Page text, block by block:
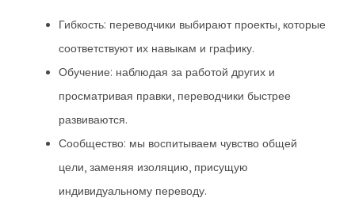
Гибкость: переводчики выбирают проекты, которые
соответствуют их навыкам и графику.
Обучение: наблюдая за работой других и
просматривая правки, переводчики быстрее
развиваются.
Сообщество: мы воспитываем чувство общей
цели, заменяя изоляцию, присущую
индивидуальному переводу.